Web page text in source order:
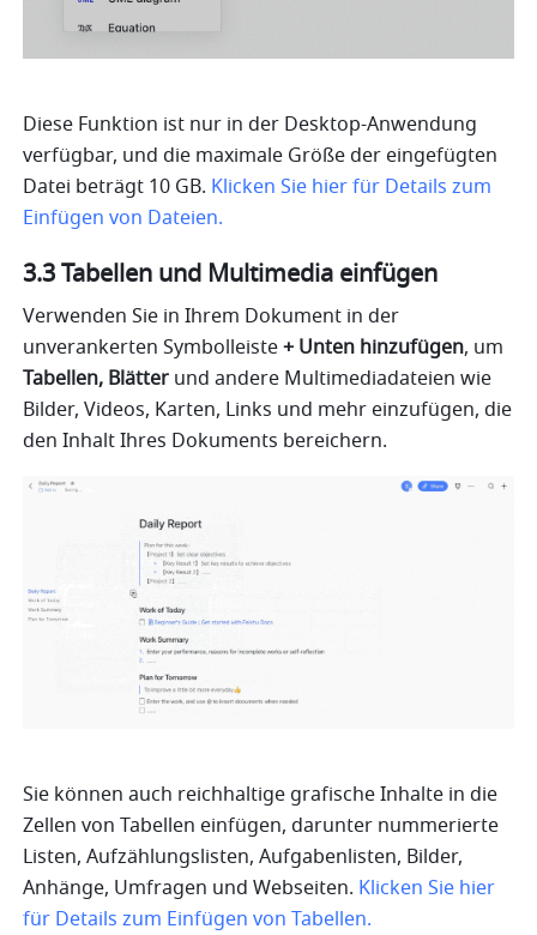
Diese Funktion ist nur in der Desktop-Anwendung
verfügbar, und die maximale Größe der eingefügten
Datei beträgt 10 GB. Klicken Sie hier für Details zum
Einfügen von Dateien.
3.3 Tabellen und Multimedia einfügen
Verwenden Sie in Ihrem Dokument in der
unverankerten Symbolleiste + Unten hinzufügen
Tabellen, Blätter und andere Multimediadateien wie
Bilder, Videos, Karten, Links und mehr einzufügen, die
den Inhalt Ihres Dokuments bereichern.
Sie können auch reichhaltige grafische Inhalte in die
Zellen von Tabellen einfügen, darunter nummerierte
Listen, Aufzählungslisten, Aufgabenlisten, Bilder,
Anhänge, Umfragen und Webseiten. Klicken Sie hier
für Details zum Einfügen von Tabellen.